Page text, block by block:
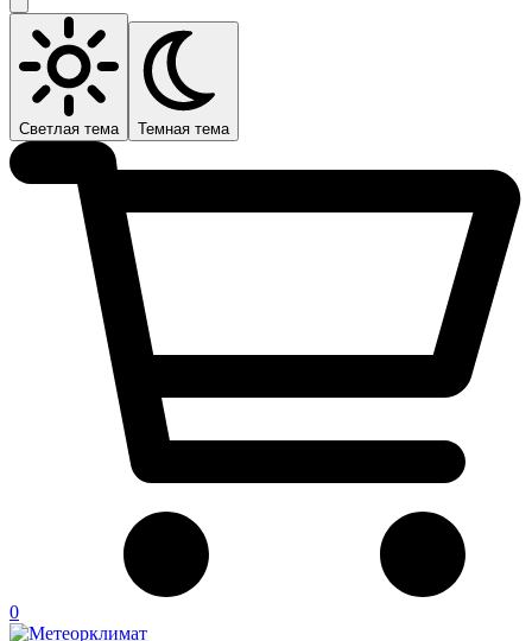
Светлая тема Темная тема
0